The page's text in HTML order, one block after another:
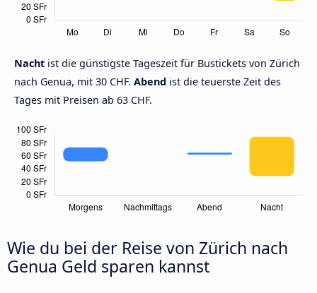
Nacht ist die günstigste Tageszeit für Bustickets von Zürich
nach Genua, mit 30 CHF. Abend ist die teuerste Zeit des
Tages mit Preisen ab 63 CHF.
Wie du bei der Reise von Zürich nach
Genua Geld sparen kannst